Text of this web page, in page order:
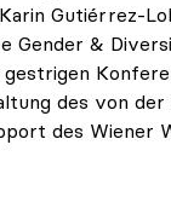
Gutiérrez-
Gender &
des von
des Wiener